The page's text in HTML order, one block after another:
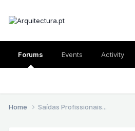
Forums Events Activity
Home Saídas Profissionais...